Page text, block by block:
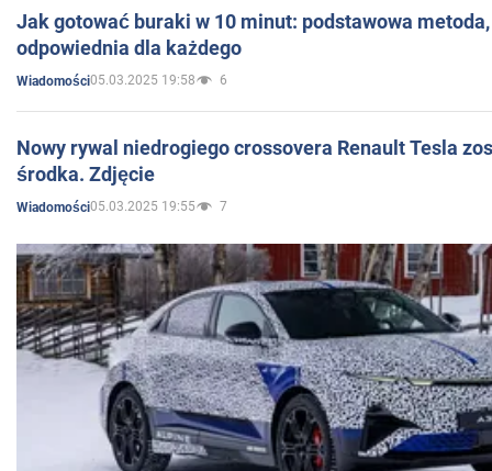
Jak gotować buraki w 10 minut: podstawowa
odpowiednia dla każdego
Wiadomości05.03.2025 19:58 6
Nowy rywal niedrogiego crossovera Renault Tesla
środka. Zdjęcie
Wiadomości05.03.2025 19:55 7